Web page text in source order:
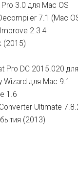
3.0 для Mac OS
7.1 (Mac
2.3.4
(2015)
Pro DC 2015.020
Wizard для Mac 9.1
1.6
Ultimate
(2013)